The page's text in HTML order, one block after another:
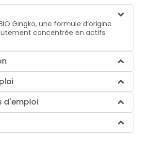
Gingko, une formule d’origine
concentrée en actifs
d'emploi